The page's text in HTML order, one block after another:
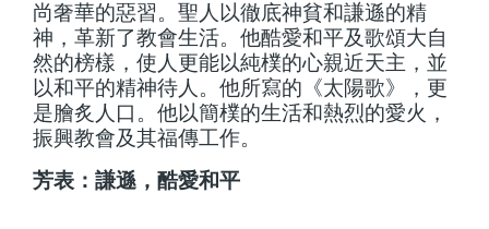
尚奢華的惡習。聖人以徹底神貧和謙遜的精
神，革新了教會生活。他酷愛和平及歌頌大自
然的榜樣，使人更能以純樸的心親近天主，並
以和平的精神待人。他所寫的《太陽歌》，更
是膾炙人口。他以簡樸的生活和熱烈的愛火，
振興教會及其福傳工作。
芳表：謙遜，酷愛和平